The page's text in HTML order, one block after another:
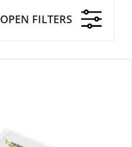
OPEN FILTERS